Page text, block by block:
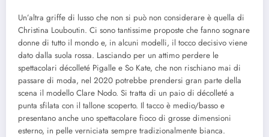
Un’altra griffe di lusso che non si può non considerare è quella di
Christina Louboutin. Ci sono tantissime proposte che fanno sognare
donne di tutto il mondo e, in alcuni modelli, il tocco decisivo viene
dato dalla suola rossa. Lasciando per un attimo perdere le
spettacolari décolleté Pigalle e So Kate, che non rischiano mai di
passare di moda, nel 2020 potrebbe prendersi gran parte della
scena il modello Clare Nodo. Si tratta di un paio di décolleté a
punta sfilata con il tallone scoperto. Il tacco è medio/basso e
presentano anche uno spettacolare fioco di grosse dimensioni
esterno, in pelle verniciata sempre tradizionalmente bianca.